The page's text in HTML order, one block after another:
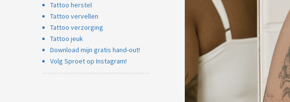
Tattoo herstel
Tattoo vervellen
Tattoo verzorging
Tattoo jeuk
Download mijn gratis hand-out!
Volg Sproet op Instagram!
te volgen
kunnen
eigenaren
tonen